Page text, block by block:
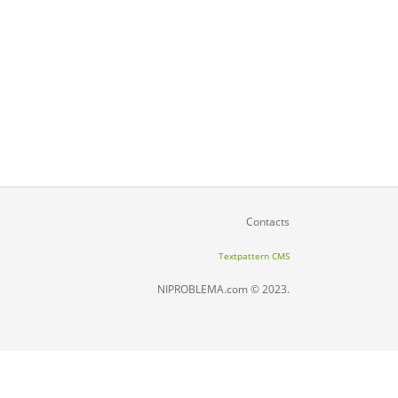
Contacts
Textpattern CMS
NIPROBLEMA.com © 2023.